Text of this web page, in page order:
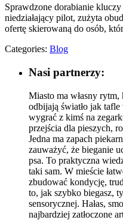
Sprawdzone dorabianie
niedziałający pilot, zużyta
ofertę skierowaną do osób,
Categories: Blog
Nasi partnerzy:
Miasto ma własny
odbijają światło jak
wygrać z kimś na
przejścia dla pieszych,
Jedna ma zapach
zauważyć, że bieganie
psa. To praktyczna
taki sam. W mieście
zbudować kondycję,
to, jak szybko biegasz,
sensorycznej. Hałas,
najbardziej zatłoczone